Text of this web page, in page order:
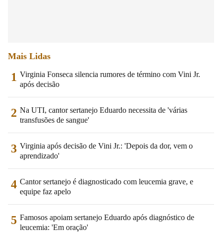
Mais Lidas
1 Virginia Fonseca silencia rumores de término com Vini Jr.
após decisão
2 Na UTI, cantor sertanejo Eduardo necessita de 'várias
transfusões de sangue'
3 Virginia após decisão de Vini Jr.: 'Depois da dor, vem o
aprendizado'
4 Cantor sertanejo é diagnosticado com leucemia grave, e
equipe faz apelo
5 Famosos apoiam sertanejo Eduardo após diagnóstico de
leucemia: 'Em oração'